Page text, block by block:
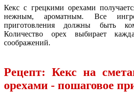
Кекс с грецкими орехами
нежным, ароматным. Все
приготовления должны быть
Количество орех выбирает
соображений.
Рецепт: Кекс на
орехами - пошаговое